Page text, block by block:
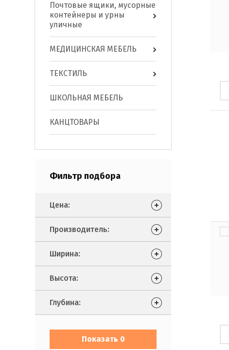
Почтовые ящики, мусорные
контейнеры и урны
уличные
МЕДИЦИНСКАЯ МЕБЕЛЬ
ТЕКСТИЛЬ
ШКОЛЬНАЯ МЕБЕЛЬ
КАНЦТОВАРЫ
Фильтр подбора
Цена:
Производитель:
Ширина:
Высота:
Глубина:
Показать 0